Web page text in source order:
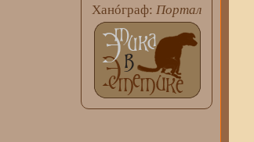
Ханóграф:Портал